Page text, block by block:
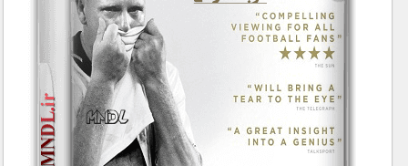
شناخت کودکان
طبیعت
علم و فناوری
فرهنگ / هنر
کیهان / نجوم